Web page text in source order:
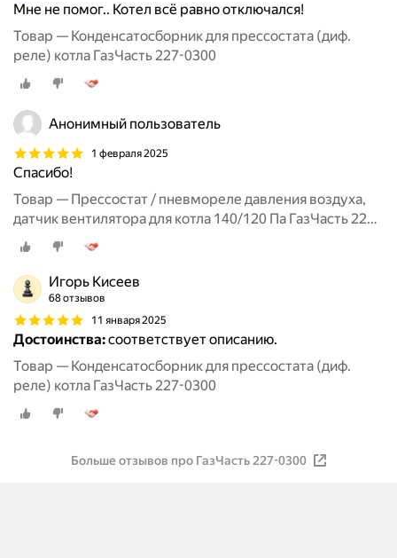
Мне не помог.. Котел всё равно отключался!
Товар — Конденсатосборник для прессостата (диф.
реле) котла ГазЧасть 227-0300
Анонимный пользователь
1 февраля 2025
Спасибо!
Товар — Прессостат / пневмореле давления воздуха,
датчик вентилятора для котла 140/120 Па ГазЧасть 227-
0213
Игорь Кисеев
68 отзывов
11 января 2025
Достоинства:соответствует описанию.
Товар — Конденсатосборник для прессостата (диф.
реле) котла ГазЧасть 227-0300
Больше отзывов про ГазЧасть 227-0300